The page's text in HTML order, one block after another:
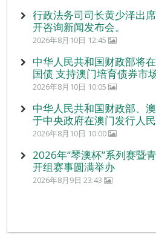
行政法务司司长黄少泽出
开咨询新闻发布会。
2026年8月10日 12:45
中华人民共和国财政部将
国债 支持澳门培育债券市
2026年8月10日 10:05
中华人民共和国财政部、
于中央政府在澳门发行人
2026年8月10日 10:00
2026年“琴澳杯”系列赛暨
开组赛事圆满举办
2026年8月9日 23:43